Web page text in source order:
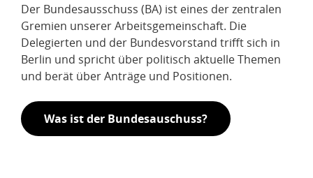
Der Bundesausschuss (BA) ist eines der zentralen
Gremien unserer Arbeitsgemeinschaft. Die
Delegierten und der Bundesvorstand trifft sich in
Berlin und spricht über politisch aktuelle Themen
und berät über Anträge und Positionen.
Was ist der Bundesauschuss?